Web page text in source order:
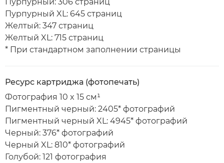
Пурпурный XL: 645 страниц
Желтый: 347 страниц
Желтый XL: 715 страниц
* При стандартном заполнении страницы
Ресурс картриджа (фотопечать)
Фотография 10 x 15 см¹
Пигментный черный: 2405* фотографий
Пигментный черный XL: 4945* фотографий
Черный: 376* фотографий
Черный XL: 810* фотографий
Голубой: 121 фотография